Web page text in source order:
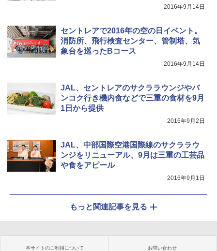
2016年9月14日
セントレアで2016年の空の日イベント。
消防所、飛行検査センター、管制塔、気
象台を巡ったBコース
2016年9月14日
JAL、セントレアのサクララウンジやバ
ンコク行き機内食などで三重の食材を9月
1日から提供
2016年9月2日
JAL、中部国際空港国際線のサクララウ
ンジをリニューアル、9月は三重の工芸品
や食をアピール
2016年9月1日
もっと関連記事を見る
本サイトのご利用について お問い合わせ